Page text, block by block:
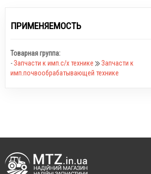
ПРИМЕНЯЕМОСТЬ
Товарная группа:
-Запчасти к имп.с/х технике
Запчасти к
имп.почвообрабатывающей технике